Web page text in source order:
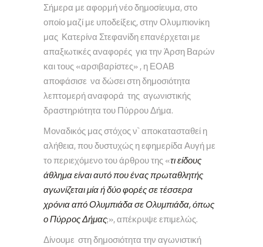
Σήμερα με αφορμή νέο δημοσίευμα, στο
οποίο μαζί με υποδείξεις, στην Ολυμπιονίκη
μας Κατερίνα Στεφανίδη επανέρχεται με
απαξιωτικές αναφορές για την Άρση Βαρών
και τους «αρσιβαρίστες» , η ΕΟΑΒ
αποφάσισε να δώσει στη δημοσιότητα
λεπτομερή αναφορά της αγωνιστικής
δραστηριότητα του Πύρρου Δήμα.
Μοναδικός μας στόχος ν` αποκατασταθεί η
αλήθεια, που δυστυχώς η εφημερίδα Αυγή με
το περιεχόμενο του άρθρου της «τι είδους
άθλημα είναι αυτό που ένας πρωταθλητής
αγωνίζεται μία ή δύο φορές σε τέσσερα
χρόνια από Ολυμπιάδα σε Ολυμπιάδα, όπως
ο Πύρρος Δήμας;», απέκρυψε επιμελώς.
Δίνουμε στη δημοσιότητα την αγωνιστική